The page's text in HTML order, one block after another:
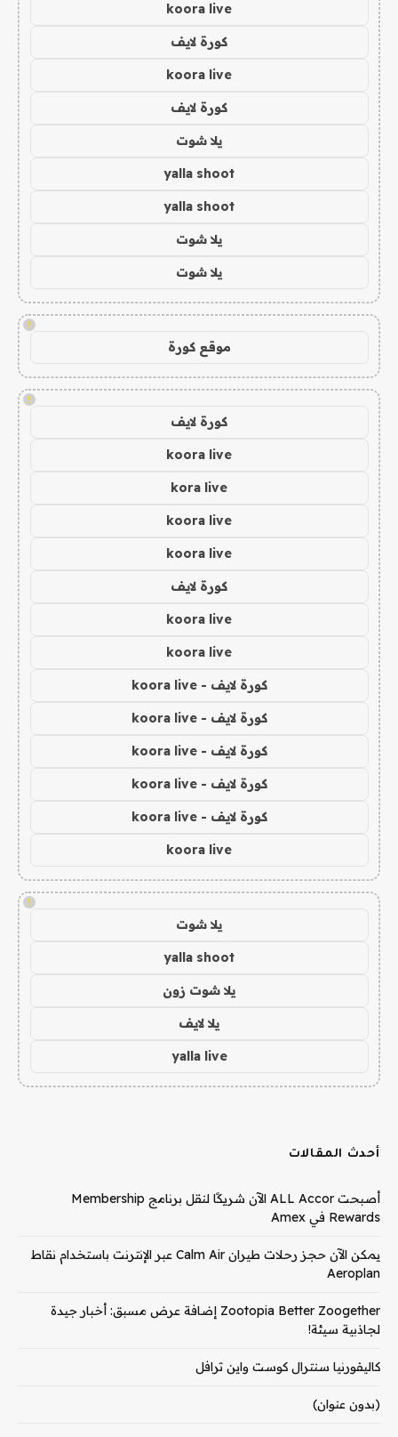
koora live
كورة لايف
koora live
كورة لايف
يلا شوت
yalla shoot
yalla shoot
يلا شوت
يلا شوت
!
موقع كورة
!
كورة لايف
koora live
kora live
koora live
koora live
كورة لايف
koora live
koora live
كورة لايف - koora live
كورة لايف - koora live
كورة لايف - koora live
كورة لايف - koora live
كورة لايف - koora live
koora live
!
يلا شوت
yalla shoot
يلا شوت زون
يلا لايف
yalla live
أحدث المقالات
أصبحت ALL Accor الآن شريكًا لنقل برنامج Membership
Rewards في Amex
يمكن الآن حجز رحلات طيران Calm Air عبر الإنترنت باستخدام نقاط
Aeroplan
Zootopia Better Zoogether إضافة عرض مسبق: أخبار جيدة
لجاذبية سيئة!
كاليفورنيا سنترال كوست واين ترافل
(بدون عنوان)